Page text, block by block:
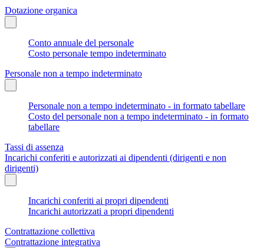
Dotazione organica
Conto annuale del personale
Costo personale tempo indeterminato
Personale non a tempo indeterminato
Personale non a tempo indeterminato - in formato tabellare
Costo del personale non a tempo indeterminato - in formato
tabellare
Tassi di assenza
Incarichi conferiti e autorizzati ai dipendenti (dirigenti e non
dirigenti)
Incarichi conferiti ai propri dipendenti
Incarichi autorizzati a propri dipendenti
Contrattazione collettiva
Contrattazione integrativa